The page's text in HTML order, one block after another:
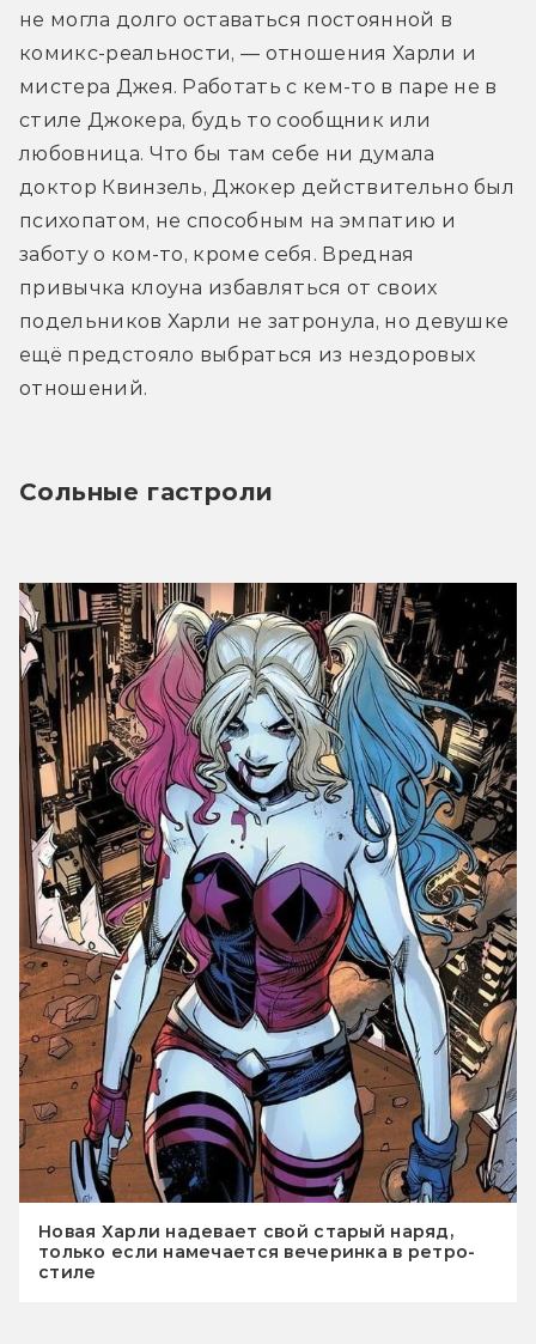
не могла долго оставаться постоянной в
комикс-реальности, — отношения Харли и
мистера Джея. Работать с кем-то в паре не в
стиле Джокера, будь то сообщник или
любовница. Что бы там себе ни думала
доктор Квинзель, Джокер действительно был
психопатом, не способным на эмпатию и
заботу о ком-то, кроме себя. Вредная
привычка клоуна избавляться от своих
подельников Харли не затронула, но девушке
ещё предстояло выбраться из нездоровых
отношений.
Сольные гастроли
Новая Харли надевает свой старый наряд,
только если намечается вечеринка в ретро-
стиле